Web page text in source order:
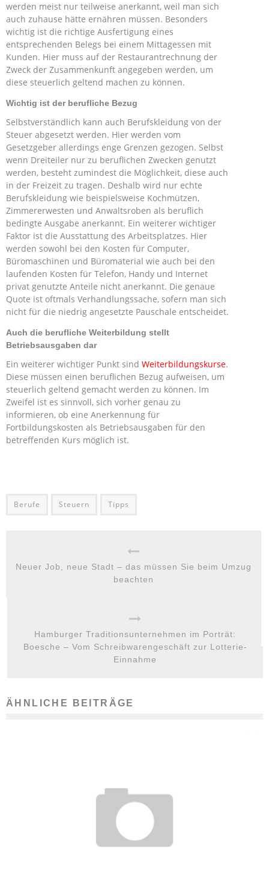
werden meist nur teilweise anerkannt, weil man sich
auch zuhause hätte ernähren müssen. Besonders
wichtig ist die richtige Ausfertigung eines
entsprechenden Belegs bei einem Mittagessen mit
Kunden. Hier muss auf der Restaurantrechnung der
Zweck der Zusammenkunft angegeben werden, um
diese steuerlich geltend machen zu können.
Wichtig ist der berufliche Bezug
Selbstverständlich kann auch Berufskleidung von der
Steuer abgesetzt werden. Hier werden vom
Gesetzgeber allerdings enge Grenzen gezogen. Selbst
wenn Dreiteiler nur zu beruflichen Zwecken genutzt
werden, besteht zumindest die Möglichkeit, diese auch
in der Freizeit zu tragen. Deshalb wird nur echte
Berufskleidung wie beispielsweise Kochmützen,
Zimmererwesten und Anwaltsroben als beruflich
bedingte Ausgabe anerkannt. Ein weiterer wichtiger
Faktor ist die Ausstattung des Arbeitsplatzes. Hier
werden sowohl bei den Kosten für Computer,
Büromaschinen und Büromaterial wie auch bei den
laufenden Kosten für Telefon, Handy und Internet
privat genutzte Anteile nicht anerkannt. Die genaue
Quote ist oftmals Verhandlungssache, sofern man sich
nicht für die niedrig angesetzte Pauschale entscheidet.
Auch die berufliche Weiterbildung stellt
Betriebsausgaben dar
Ein weiterer wichtiger Punkt sind Weiterbildungskurse.
Diese müssen einen beruflichen Bezug aufweisen, um
steuerlich geltend gemacht werden zu können. Im
Zweifel ist es sinnvoll, sich vorher genau zu
informieren, ob eine Anerkennung für
Fortbildungskosten als Betriebsausgaben für den
betreffenden Kurs möglich ist.
Berufe Steuern Tipps
Neuer Job, neue Stadt – das müssen Sie beim Umzug
beachten
Hamburger Traditionsunternehmen im Porträt:
Boesche – Vom Schreibwarengeschäft zur Lotterie-
Einnahme
ÄHNLICHE BEITRÄGE